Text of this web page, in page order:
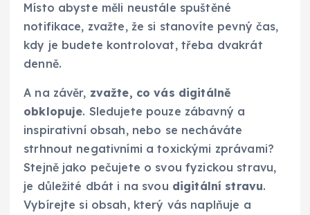
Místo abyste měli neustále spuštěné
notifikace, zvažte, že si stanovíte pevný čas,
kdy je budete kontrolovat, třeba dvakrát
denně.
A na závěr, zvažte, co vás digitálně
obklopuje. Sledujete pouze zábavný a
inspirativní obsah, nebo se necháváte
strhnout negativními a toxickými zprávami?
Stejně jako pečujete o svou fyzickou stravu,
je důležité dbát i na svou digitální stravu.
Vybírejte si obsah, který vás naplňuje a